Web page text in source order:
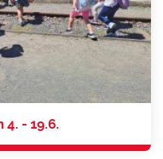
- 19.6.